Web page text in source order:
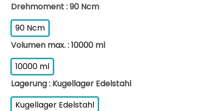
Drehmoment: 90 Ncm
90 Ncm
Volumen max.: 10000 ml
10000 ml
Lagerung: Kugellager Edelstahl
Kugellager Edelstahl